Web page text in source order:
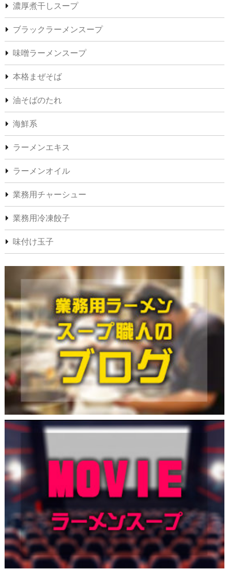
濃厚煮干しスープ
ブラックラーメンスープ
味噌ラーメンスープ
本格まぜそば
油そばのたれ
海鮮系
ラーメンエキス
ラーメンオイル
業務用チャーシュー
業務用冷凍餃子
味付け玉子